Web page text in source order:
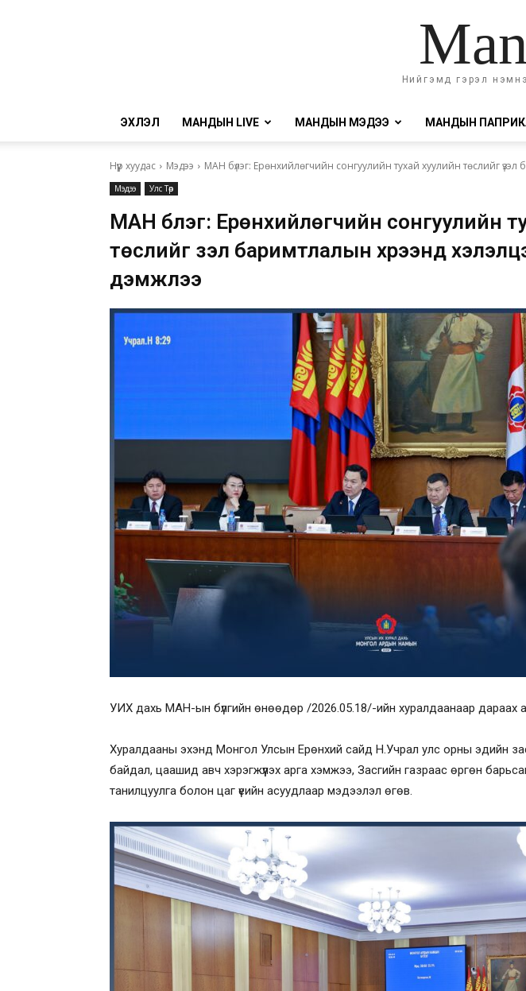
Нийгэмд гэрэл
ЭХЛЭЛ МАНДЫН LIVE МАНДЫН МЭДЭЭ МАНДЫН
Нүүр хуудас Мэдээ МАН бүлэг: Ерөнхийлөгчийн сонгуулийн тухай хуулийн төслийг
Мэдээ Улс Төр
МАН бүлэг: Ерөнхийлөгчийн сонгуулийн
төслийг үзэл баримтлалын хүрээнд
дэмжлээ
УИХ дахь МАН-ын бүлгийн өнөөдөр /2026.05.18/-ийн хуралдаанаар дараах
Хуралдааны эхэнд Монгол Улсын Ерөнхий сайд Н.Учрал улс орны эдийн
байдал, цаашид авч хэрэгжүүлэх арга хэмжээ, Засгийн газраас өргөн
танилцуулга болон цаг үеийн асуудлаар мэдээлэл өгөв.